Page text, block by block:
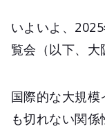
いよいよ、
覧会（以下、大
国際的な大規模
も切れない関